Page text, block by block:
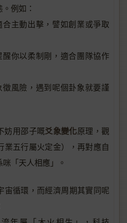
例如：
合主動出擊，譬如創業或爭取
醒你以柔制剛，適合團隊協作
徵風險，遇到呢個卦象就要謹
妨用邵子嘅爻象變化原理，觀
業五行屬火定金），再對應自
咪「天人相應」。
宙循環，而經濟周期其實同呢